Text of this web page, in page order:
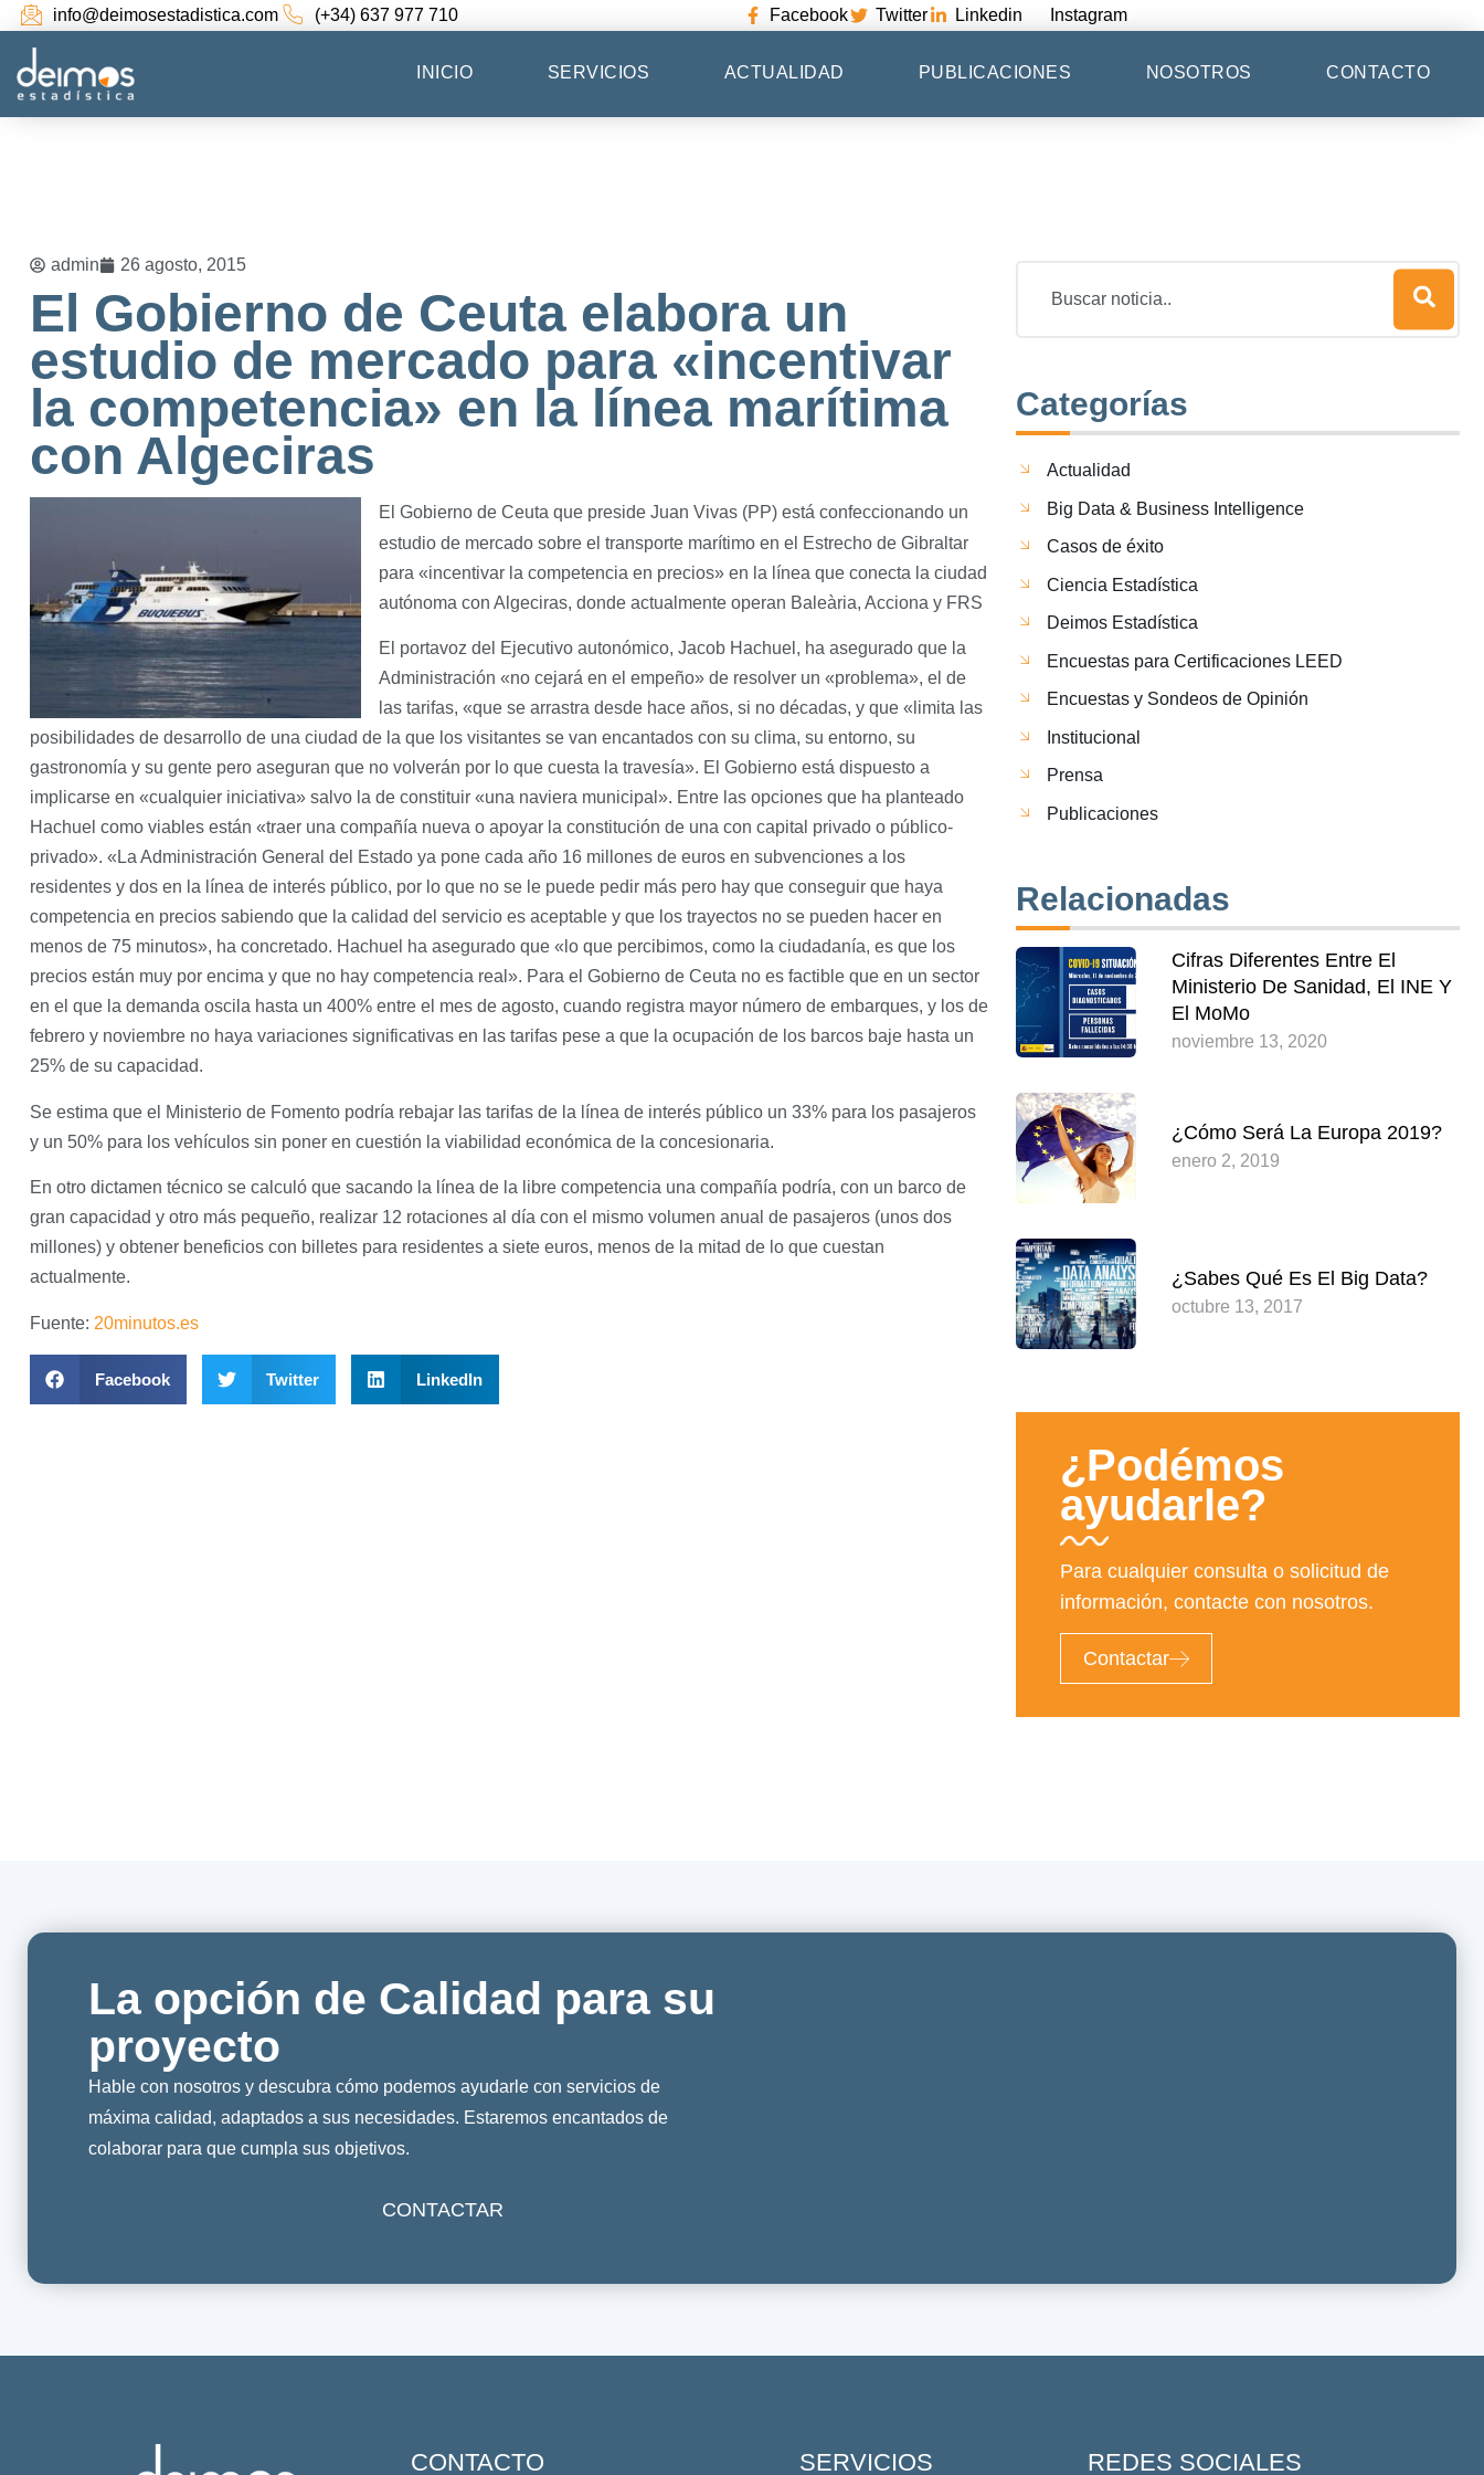
info@deimosestadistica.com (+34) 637 977 710 Facebook Twitter Linkedin Instagram
INICIO SERVICIOS ACTUALIDAD PUBLICACIONES NOSOTROS CONTACTO
admin 26 agosto, 2015
El Gobierno de Ceuta elabora un
estudio de mercado para «incentivar
la competencia» en la línea marítima
con Algeciras
El Gobierno de Ceuta que preside Juan Vivas (PP) está confeccionando un
estudio de mercado sobre el transporte marítimo en el Estrecho de Gibraltar
para «incentivar la competencia en precios» en la línea que conecta la ciudad
autónoma con Algeciras, donde actualmente operan Baleària, Acciona y FRS
El portavoz del Ejecutivo autonómico, Jacob Hachuel, ha asegurado que la
Administración «no cejará en el empeño» de resolver un «problema», el de
las tarifas, «que se arrastra desde hace años, si no décadas, y que «limita las
posibilidades de desarrollo de una ciudad de la que los visitantes se van encantados con su clima, su entorno, su
gastronomía y su gente pero aseguran que no volverán por lo que cuesta la travesía». El Gobierno está dispuesto a
implicarse en «cualquier iniciativa» salvo la de constituir «una naviera municipal». Entre las opciones que ha planteado
Hachuel como viables están «traer una compañía nueva o apoyar la constitución de una con capital privado o público-
privado». «La Administración General del Estado ya pone cada año 16 millones de euros en subvenciones a los
residentes y dos en la línea de interés público, por lo que no se le puede pedir más pero hay que conseguir que haya
competencia en precios sabiendo que la calidad del servicio es aceptable y que los trayectos no se pueden hacer en
menos de 75 minutos», ha concretado. Hachuel ha asegurado que «lo que percibimos, como la ciudadanía, es que los
precios están muy por encima y que no hay competencia real». Para el Gobierno de Ceuta no es factible que en un sector
en el que la demanda oscila hasta un 400% entre el mes de agosto, cuando registra mayor número de embarques, y los de
febrero y noviembre no haya variaciones significativas en las tarifas pese a que la ocupación de los barcos baje hasta un
25% de su capacidad.
Se estima que el Ministerio de Fomento podría rebajar las tarifas de la línea de interés público un 33% para los pasajeros
y un 50% para los vehículos sin poner en cuestión la viabilidad económica de la concesionaria.
En otro dictamen técnico se calculó que sacando la línea de la libre competencia una compañía podría, con un barco de
gran capacidad y otro más pequeño, realizar 12 rotaciones al día con el mismo volumen anual de pasajeros (unos dos
millones) y obtener beneficios con billetes para residentes a siete euros, menos de la mitad de lo que cuestan
actualmente.
Fuente: 20minutos.es
Facebook Twitter LinkedIn
Categorías
Actualidad
Big Data & Business Intelligence
Casos de éxito
Ciencia Estadística
Deimos Estadística
Encuestas para Certificaciones LEED
Encuestas y Sondeos de Opinión
Institucional
Prensa
Publicaciones
Relacionadas
Cifras Diferentes Entre El
Ministerio De Sanidad, El INE Y
El MoMo
noviembre 13, 2020
¿Cómo Será La Europa 2019?
enero 2, 2019
¿Sabes Qué Es El Big Data?
octubre 13, 2017
¿Podémos
ayudarle?
Para cualquier consulta o solicitud de
información, contacte con nosotros.
Contactar
La opción de Calidad para su
proyecto
Hable con nosotros y descubra cómo podemos ayudarle con servicios de
máxima calidad, adaptados a sus necesidades. Estaremos encantados de
colaborar para que cumpla sus objetivos.
CONTACTAR
CONTACTO SERVICIOS REDES SOCIALES